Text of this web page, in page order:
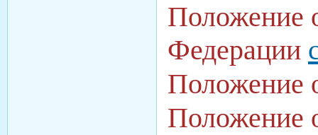
Положение
Федерации
Положение
Положение